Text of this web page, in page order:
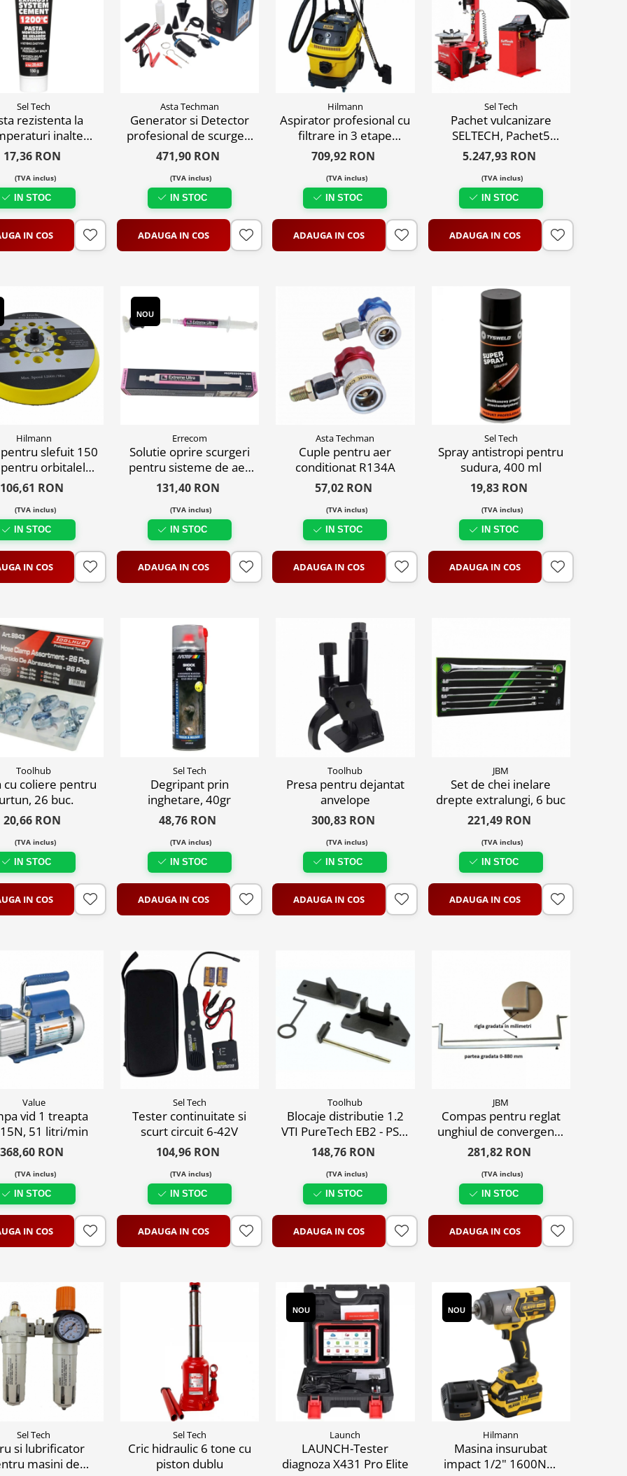
Sel Tech
rezistenta la
inalte
reparat sistemul
150 gr.
17,36 RON
(TVA inclus)
IN STOC
IN COS
Asta Techman
Generator si Detector
profesional de scurgeri
cu fum, 12V
471,90 RON
(TVA inclus)
IN STOC
ADAUGA IN COS
Hilmann
Aspirator profesional cu
filtrare in 3 etape
1600W
709,92 RON
(TVA inclus)
IN STOC
ADAUGA IN COS
Sel Tech
Pachet vulcanizare
SELTECH, Pachet5
masina dejantat si
masina echilibrat 24
inch, 220V
5.247,93 RON
(TVA inclus)
IN STOC
ADAUGA IN COS
Hilmann
pentru slefuit 150
orbitalele
Hilmann
106,61 RON
(TVA inclus)
IN STOC
IN COS
NOU
Errecom
Solutie oprire scurgeri
pentru sisteme de aer
condiționat
131,40 RON
(TVA inclus)
IN STOC
ADAUGA IN COS
Asta Techman
Cuple pentru aer
conditionat R134A
57,02 RON
(TVA inclus)
IN STOC
ADAUGA IN COS
Sel Tech
Spray antistropi pentru
sudura, 400 ml
19,83 RON
(TVA inclus)
IN STOC
ADAUGA IN COS
Toolhub
cu coliere pentru
26 buc.
20,66 RON
(TVA inclus)
IN STOC
IN COS
Sel Tech
Degripant prin
inghetare, 40gr
48,76 RON
(TVA inclus)
IN STOC
ADAUGA IN COS
Toolhub
Presa pentru dejantat
anvelope
300,83 RON
(TVA inclus)
IN STOC
ADAUGA IN COS
JBM
Set de chei inelare
drepte extralungi, 6 buc
221,49 RON
(TVA inclus)
IN STOC
ADAUGA IN COS
Value
vid 1 treapta
51 litri/min
368,60 RON
(TVA inclus)
IN STOC
IN COS
Sel Tech
Tester continuitate si
scurt circuit 6-42V
104,96 RON
(TVA inclus)
IN STOC
ADAUGA IN COS
Toolhub
Blocaje distributie 1.2
VTI PureTech EB2 - PSA,
Citroen, Peugeot, DS,
Opel
148,76 RON
(TVA inclus)
IN STOC
ADAUGA IN COS
JBM
Compas pentru reglat
unghiul de convergenta
la roti
281,82 RON
(TVA inclus)
IN STOC
ADAUGA IN COS
Sel Tech
si lubrificator
masini de
Sel Tech
Cric hidraulic 6 tone cu
piston dublu
NOU
Launch
LAUNCH-Tester
diagnoza X431 Pro Elite
NOU
Hilmann
Masina insurubat
impact 1/2" 1600Nm